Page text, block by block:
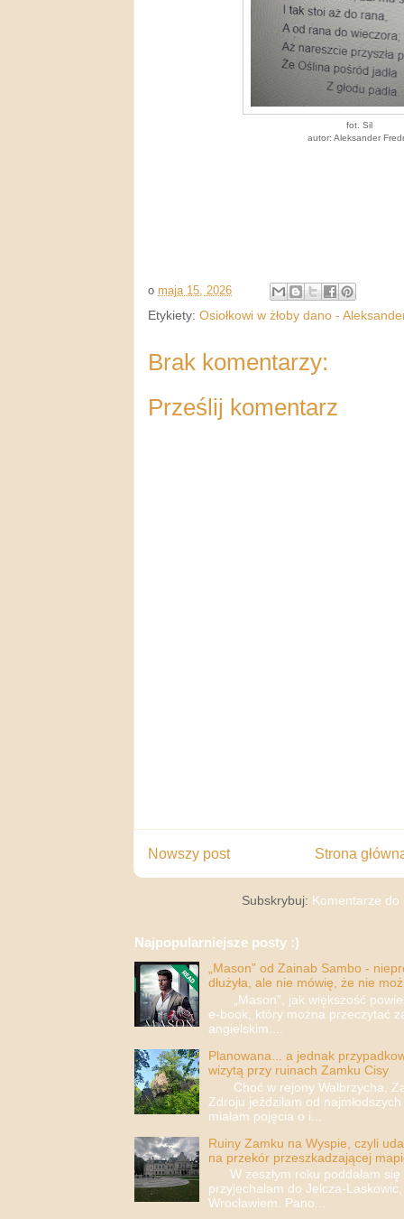
fot. Sil
autor: Aleksander
o maja 15, 2026
Etykiety: Osiołkowi w żłoby dano -
Brak komentarzy:
Prześlij komentarz
Nowszy post Strona
Subskrybuj: Komentarze do
Najpopularniejsze posty :)
„Mason” od Zainab Sambo -
dłużyła, ale nie mówię, że nie
„Mason”, jak większość
e-book, który można przeczytać
angielskim....
Planowana... a jednak
wizytą przy ruinach Zamku Cisy
Choć w rejony Wałbrzycha,
Zdroju jeździłam od
miałam pojęcia o i...
Ruiny Zamku na Wyspie, czyli
na przekór przeszkadzającej
W zeszłym roku poddałam się
przyjechałam do Jelcza-
Wrocławiem. Pano...